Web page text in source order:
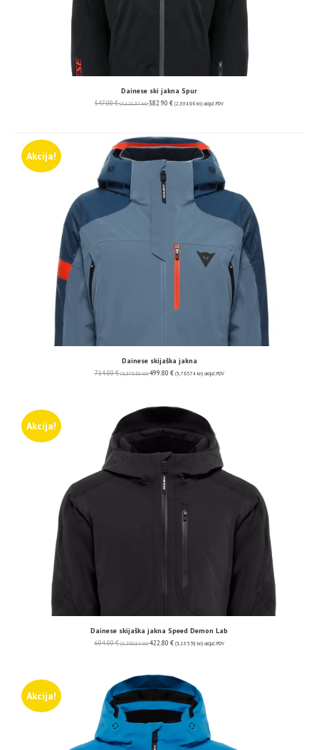
Dainese ski jakna Spur
547.00€ (4,121.37 kn) 382.90 € (2,884.96 kn) uključ. PDV
Akcija!
Dainese skijaška jakna
714.00€ (5,379.63 kn) 499.80 € (3,765.74 kn) uključ. PDV
Akcija!
Dainese skijaška jakna Speed Demon Lab
604.00€ (4,550.84 kn) 422.80 € (3,185.59 kn) uključ. PDV
Akcija!